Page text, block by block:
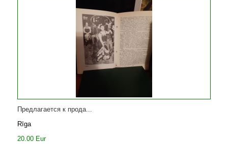
Предлагается к прода...
Rīga
20.00 Eur